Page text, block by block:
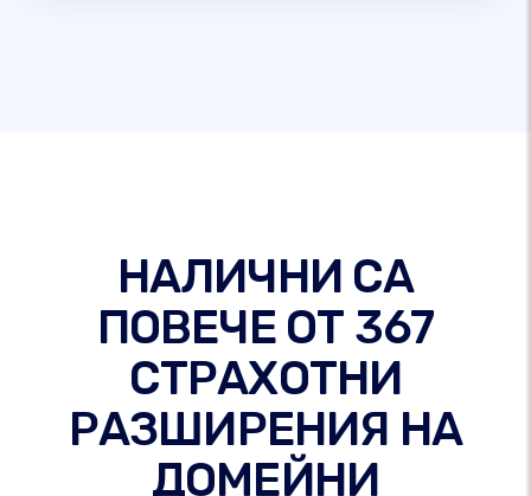
НАЛИЧНИ СА
ПОВЕЧЕ ОТ 367
СТРАХОТНИ
РАЗШИРЕНИЯ НА
ДОМЕЙНИ